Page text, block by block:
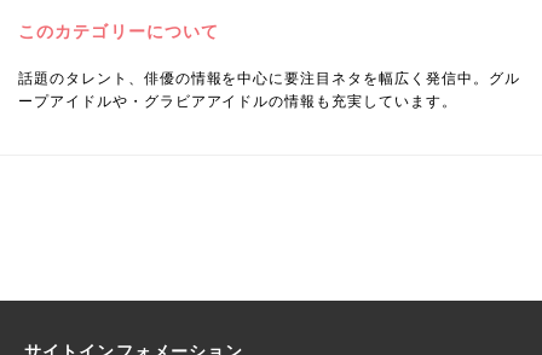
このカテゴリーについて
話題のタレント、俳優の情報を中心に要注目ネタを幅広く発信中。グル
ープアイドルや・グラビアアイドルの情報も充実しています。
サイトインフォメーション